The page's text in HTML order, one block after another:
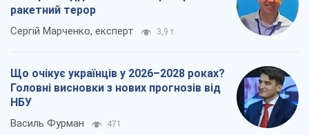
ракетний терор
Сергій Марченко, експерт 3,9 т.
Що очікує українців у 2026–2028 роках?
Головні висновки з нових прогнозів від
НБУ
Василь Фурман 471